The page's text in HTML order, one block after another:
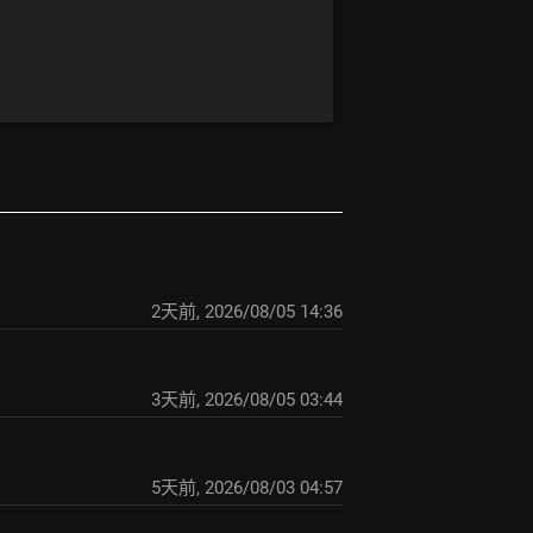
2天前, 2026/08/05 14:36
3天前, 2026/08/05 03:44
5天前, 2026/08/03 04:57